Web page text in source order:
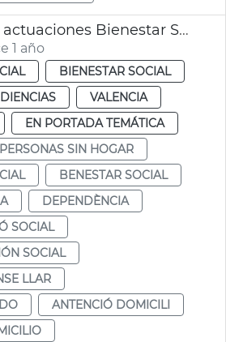
Balance 2024 actuaciones Bienestar Social
1 año
BIENESTAR SOCIAL
VALENCIA
EN PORTADA TEMÁTICA
PERSONAS SIN HOGAR
BENESTAR SOCIAL
DEPENDÈNCIA
SOCIAL
SOCIAL
LLAR
ANTENCIÓ DOMICILI